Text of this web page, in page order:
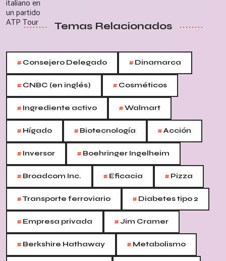
Temas Relacionados
# Consejero Delegado # Dinamarca
# CNBC (en inglés) # Cosméticos
# Ingrediente activo #Walmart
# Hígado # Biotecnología #Acción
# Inversor # Boehringer Ingelheim
# Broadcom Inc. # Eficacia # Pizza
#Transporte ferroviario # Diabetes tipo 2
# Empresa privada #Jim Cramer
# Berkshire Hathaway # Metabolismo